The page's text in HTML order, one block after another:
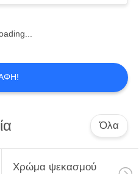
Όλα
Χρώμα ψεκασμού